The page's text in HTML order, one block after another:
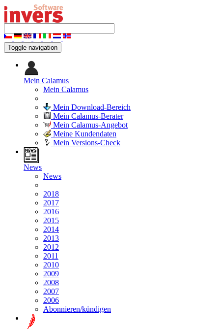
Toggle navigation
Mein Calamus
Mein Calamus
Mein Download-Bereich
Mein Calamus-Berater
Mein Calamus-Angebot
Meine Kundendaten
Mein Versions-Check
News
News
2018
2017
2016
2015
2014
2013
2012
2011
2010
2009
2008
2007
2006
Abonnieren/kündigen